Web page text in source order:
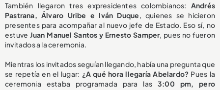
También llegaron tres expresidentes colombianos: Andrés
Pastrana, Álvaro Uribe e Iván Duque, quienes se hicieron
presentes para acompañar al nuevo jefe de Estado. Eso sí, no
estuve Juan Manuel Santos y Ernesto Samper, pues no fueron
invitados a la ceremonia.
Mientras los invitados seguían llegando, había una pregunta que
se repetía en el lugar: ¿A qué hora llegaría Abelardo? Pues la
ceremonia estaba programada para las 3:00 pm, pero